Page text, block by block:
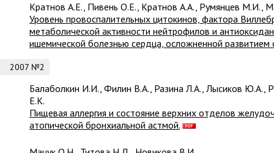
Кратнов А.Е., Пивень О.Е., Кратнов А.А., Румянцев М.И.,
Уровень провоспалительных цитокинов, фактора
метаболической активности нейтрофилов и
ишемической болезнью сердца, осложненной развитием
2007 №2
Балаболкин И.И., Филин В.А., Разина Л.А., Лысиков Ю.А.,
Е.К.
Пищевая аллергия и состояние верхних отделов
атопической бронхиальной астмой.